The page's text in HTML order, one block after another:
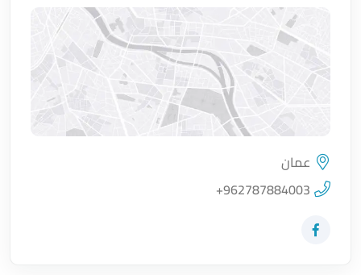
اضغط لتحميل الموقع
عمان
+962787884003
زيارة حساب المتجر على Facebook-f